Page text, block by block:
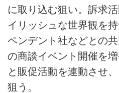
に取り込む狙い。訴求
イリッシュな世界観を
ペンデント社などとの
の商談イベント開催を
と販促活動を連動させ
狙う。